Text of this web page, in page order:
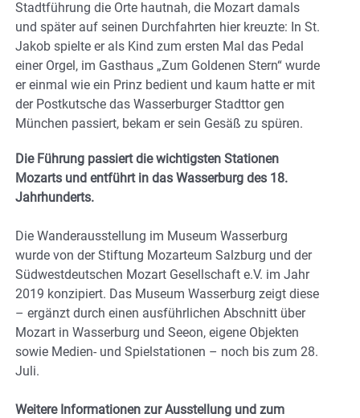
Stadtführung die Orte hautnah, die Mozart damals
und später auf seinen Durchfahrten hier kreuzte: In St.
Jakob spielte er als Kind zum ersten Mal das Pedal
einer Orgel, im Gasthaus „Zum Goldenen Stern“ wurde
er einmal wie ein Prinz bedient und kaum hatte er mit
der Postkutsche das Wasserburger Stadttor gen
München passiert, bekam er sein Gesäß zu spüren.
Die Führung passiert die wichtigsten Stationen
Mozarts und entführt in das Wasserburg des 18.
Jahrhunderts.
Die Wanderausstellung im Museum Wasserburg
wurde von der Stiftung Mozarteum Salzburg und der
Südwestdeutschen Mozart Gesellschaft e.V. im Jahr
2019 konzipiert. Das Museum Wasserburg zeigt diese
– ergänzt durch einen ausführlichen Abschnitt über
Mozart in Wasserburg und Seeon, eigene Objekten
sowie Medien- und Spielstationen – noch bis zum 28.
Juli.
Weitere Informationen zur Ausstellung und zum